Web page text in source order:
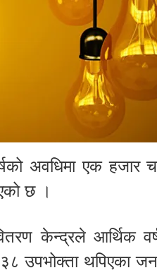
अवधिमा एक हजार
छ ।
केन्द्रले आर्थिक
उपभोक्ता थपिएका